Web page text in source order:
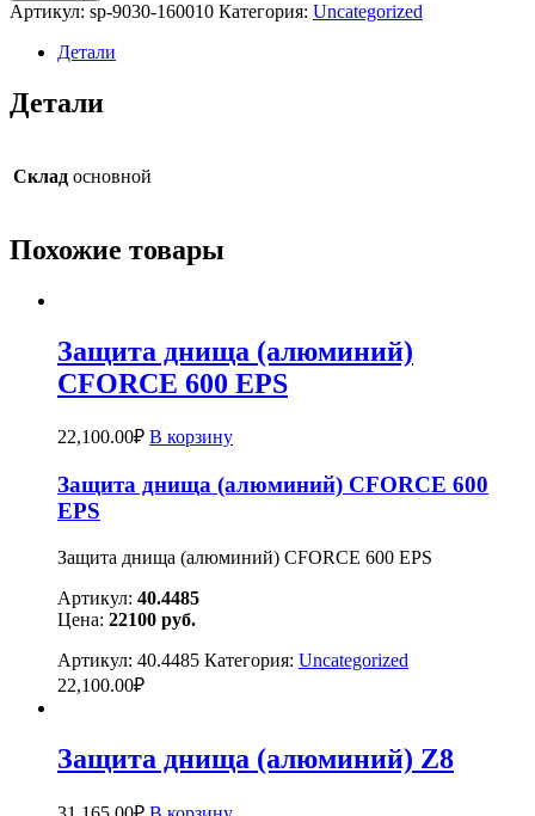
Артикул: sp-9030-160010 Категория: Uncategorized
Детали
Детали
Склад основной
Похожие товары
Защита днища (алюминий)
CFORCE 600 EPS
22,100.00₽ В корзину
Защита днища (алюминий) CFORCE 600
EPS
Защита днища (алюминий) CFORCE 600 EPS
Артикул: 40.4485
Цена: 22100 руб.
Артикул: 40.4485 Категория: Uncategorized
22,100.00₽
Защита днища (алюминий) Z8